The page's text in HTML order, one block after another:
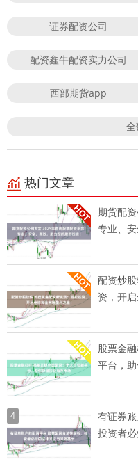
证券配资公司
配资鑫牛配资实力公司
西部期货app
全
热门文章
期货配
专业、
配资炒
资，开
股票金
平台，
4
有证券
投资者